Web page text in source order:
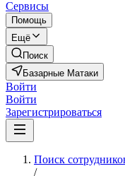
Сервисы
Помощь
Ещё
Поиск
Базарные Матаки
Войти
Войти
Зарегистрироваться
Поиск
/